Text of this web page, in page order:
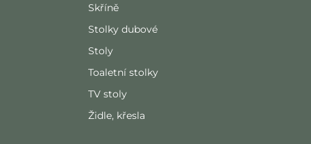
Skříně
Stolky dubové
Stoly
Toaletní stolky
TV stoly
Židle, křesla